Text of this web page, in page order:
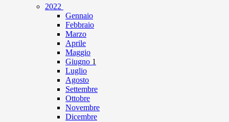
2022
Gennaio
Febbraio
Marzo
Aprile
Maggio
Giugno 1
Luglio
Agosto
Settembre
Ottobre
Novembre
Dicembre